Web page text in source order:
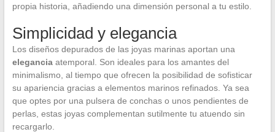
propia historia, añadiendo una dimensión personal a tu estilo.
Simplicidad y elegancia
Los diseños depurados de las joyas marinas aportan una
eleganciaatemporal. Son ideales para los amantes del
minimalismo, al tiempo que ofrecen la posibilidad de sofisticar
su apariencia gracias a elementos marinos refinados. Ya sea
que optes por una pulsera de conchas o unos pendientes de
perlas, estas joyas complementan sutilmente tu atuendo sin
recargarlo.